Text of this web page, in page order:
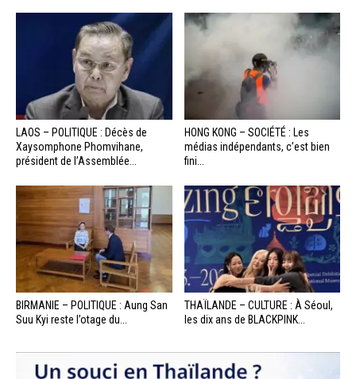
LAOS – POLITIQUE : Décès de
Xaysomphone Phomvihane,
président de l’Assemblée...
HONG KONG – SOCIÉTÉ : Les
médias indépendants, c’est bien
fini...
BIRMANIE – POLITIQUE : Aung San
Suu Kyi reste l’otage du...
THAÏLANDE – CULTURE : À Séoul,
les dix ans de BLACKPINK...